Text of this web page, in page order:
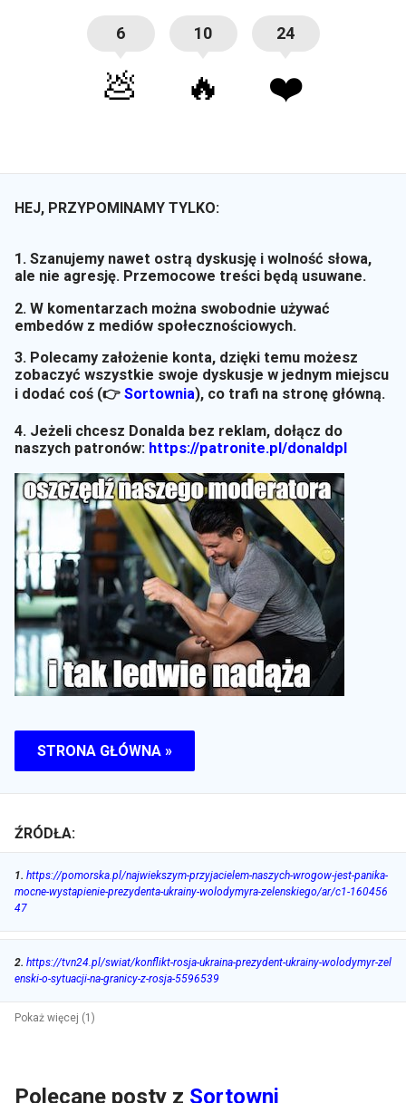
6
💩
10
🔥
24
❤️
HEJ, PRZYPOMINAMY TYLKO:
1. Szanujemy nawet ostrą dyskusję i wolność słowa,
ale nie agresję. Przemocowe treści będą usuwane.
2. W komentarzach można swobodnie używać
embedów z mediów społecznościowych.
3. Polecamy założenie konta, dzięki temu możesz
zobaczyć wszystkie swoje dyskusje w jednym miejscu
i dodać coś (👉 Sortownia), co trafi na stronę główną.
4. Jeżeli chcesz Donalda bez reklam, dołącz do
naszych patronów: https://patronite.pl/donaldpl
STRONA GŁÓWNA »
ŹRÓDŁA:
1. https://pomorska.pl/najwiekszym-przyjacielem-naszych-wrogow-jest-panika-
mocne-wystapienie-prezydenta-ukrainy-wolodymyra-zelenskiego/ar/c1-160456
47
2. https://tvn24.pl/swiat/konflikt-rosja-ukraina-prezydent-ukrainy-wolodymyr-zel
enski-o-sytuacji-na-granicy-z-rosja-5596539
Pokaż więcej (1)
Polecane posty z Sortowni